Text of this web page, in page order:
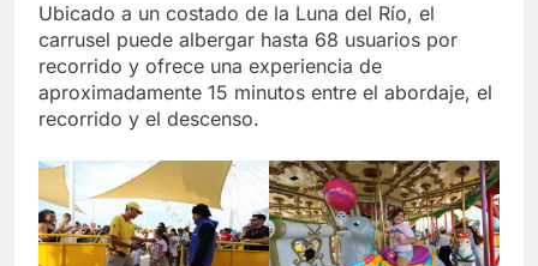
Ubicado a un costado de la Luna del Río, el
carrusel puede albergar hasta 68 usuarios por
recorrido y ofrece una experiencia de
aproximadamente 15 minutos entre el abordaje, el
recorrido y el descenso.